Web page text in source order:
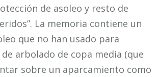
de asoleo y resto de
La memoria contiene un
que no han usado para
arbolado de copa media (que
sobre un aparcamiento como